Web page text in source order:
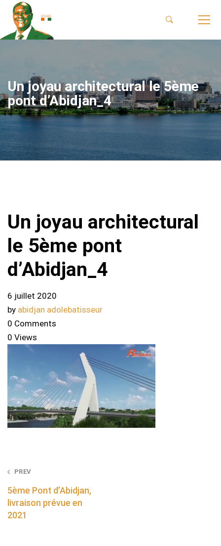
Un joyau architectural le 5ème
pont d’Abidjan_4
Un joyau architectural
le 5ème pont
d’Abidjan_4
6 juillet 2020
by abidjan adolebatisseur
0 Comments
0 Views
Post
navigation
PREV
5ème Pont d’Abidjan,
livraison prévue en
2021